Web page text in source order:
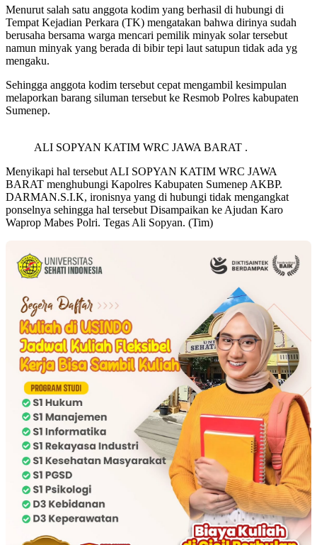
Menurut salah satu anggota kodim yang berhasil di hubungi di
Tempat Kejadian Perkara (TK) mengatakan bahwa dirinya sudah
berusaha bersama warga mencari pemilik minyak solar tersebut
namun minyak yang berada di bibir tepi laut satupun tidak ada yg
mengaku.
Sehingga anggota kodim tersebut cepat mengambil kesimpulan
melaporkan barang siluman tersebut ke Resmob Polres kabupaten
Sumenep.
ALI SOPYAN KATIM WRC JAWA BARAT .
Menyikapi hal tersebut ALI SOPYAN KATIM WRC JAWA
BARAT menghubungi Kapolres Kabupaten Sumenep AKBP.
DARMAN.S.I.K, ironisnya yang di hubungi tidak mengangkat
ponselnya sehingga hal tersebut Disampaikan ke Ajudan Karo
Waprop Mabes Polri. Tegas Ali Sopyan. (Tim)